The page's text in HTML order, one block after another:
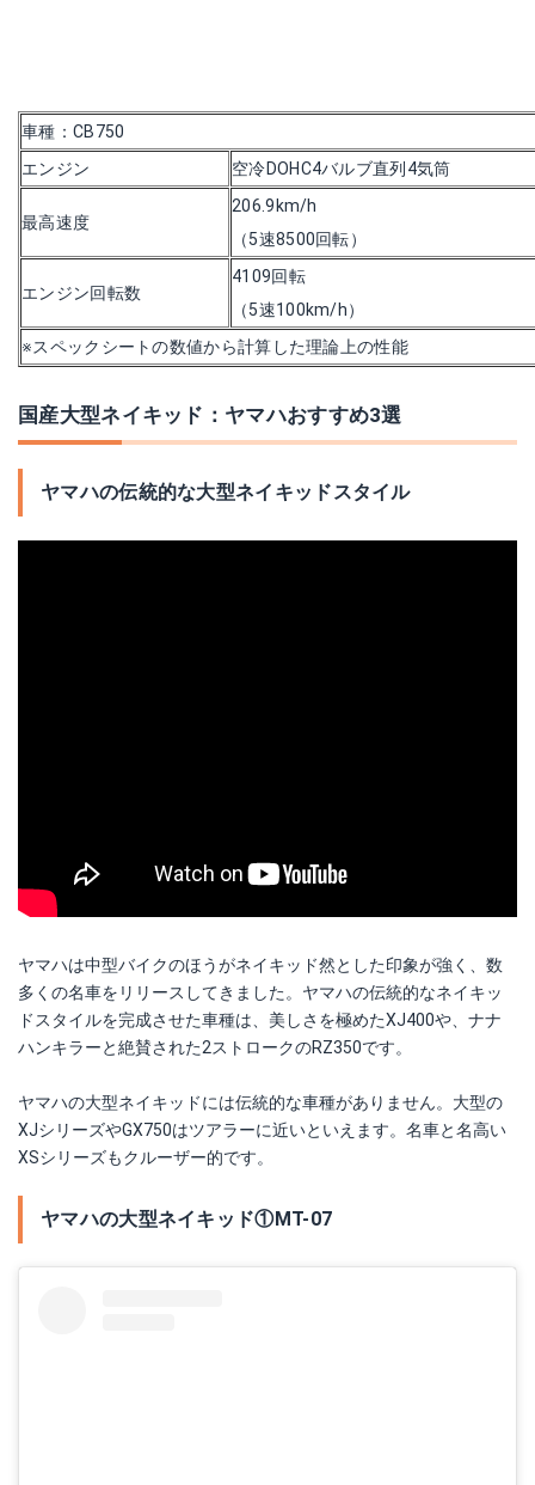
車種：CB750
エンジン
空冷DOHC4バルブ直列4気筒
最高速度
206.9km/h
（5速8500回転）
エンジン回転数
4109回転
（5速100km/h）
※スペックシートの数値から計算した理論上の性能
国産大型ネイキッド：ヤマハおすすめ3選
ヤマハの伝統的な大型ネイキッドスタイル
ヤマハは中型バイクのほうがネイキッド然とした印象が強く、数
多くの名車をリリースしてきました。ヤマハの伝統的なネイキッ
ドスタイルを完成させた車種は、美しさを極めたXJ400や、ナナ
ハンキラーと絶賛された2ストロークのRZ350です。
ヤマハの大型ネイキッドには伝統的な車種がありません。大型の
XJシリーズやGX750はツアラーに近いといえます。名車と名高い
XSシリーズもクルーザー的です。
ヤマハの大型ネイキッド①MT-07